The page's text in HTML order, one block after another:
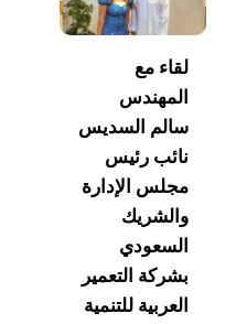
لقاء مع
المهندس
سالم السديس
نائب رئيس
مجلس الإدارة
والشريك
السعودي
بشركة التعمير
العربية للتنمية